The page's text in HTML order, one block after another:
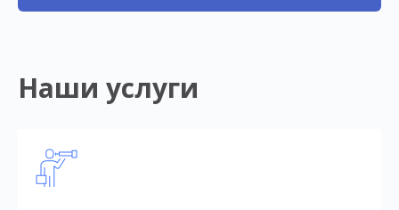
Наши услуги